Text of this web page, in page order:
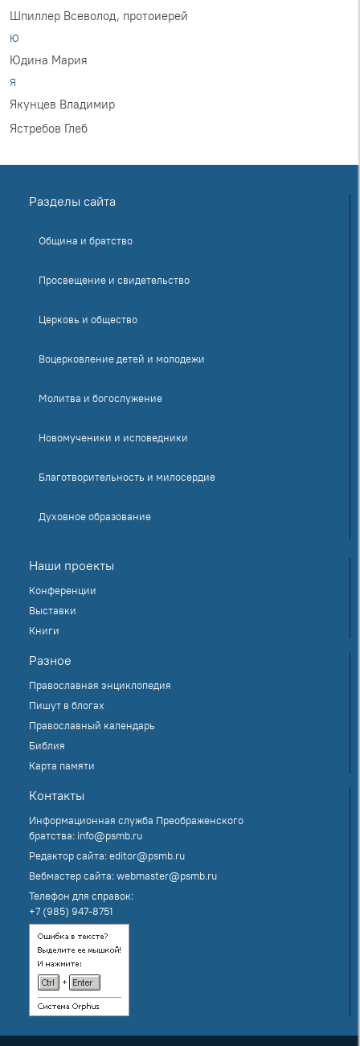
Шпиллер Всеволод, протоиерей
Ю
Юдина Мария
Я
Якунцев Владимир
Ястребов Глеб
Разделы сайта
Община и братство
Просвещение и свидетельство
Церковь и общество
Воцерковление детей и молодежи
Молитва и богослужение
Новомученики и исповедники
Благотворительность и милосердие
Духовное образование
Наши проекты
Конференции
Выставки
Книги
Разное
Православная энциклопедия
Пишут в блогах
Православный календарь
Библия
Карта памяти
Контакты
Информационная служба Преображенского
братства: info@psmb.ru
Редактор сайта:editor@psmb.ru
Вебмастер сайта:webmaster@psmb.ru
Телефон для справок:
+7 (985) 947-8751